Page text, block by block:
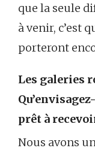
que la seule
à venir, c’est
porteront
Les galeries
prêt à
Nous avons